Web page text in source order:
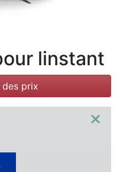
linstant
prix
×